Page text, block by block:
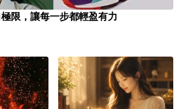
限，讓每一步都輕盈有力